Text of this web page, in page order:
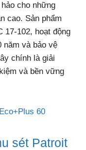
cho những
cao. Sản phẩm
17-102, hoạt động
năm và bảo vệ
chính là giải
và bền vững
60
sét Patroit